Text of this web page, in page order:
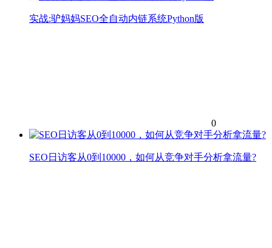
实战:驴妈妈SEO全自动内链系统Python版
0
SEO日访客从0到10000，如何从竞争对手分析拿流量?